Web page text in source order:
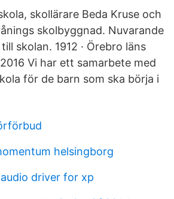
skollärare Beda Kruse och
skolbyggnad. Nuvarande
skolan. 1912 · Örebro läns
Vi har ett samarbete med
för de barn som ska börja i
helsingborg
driver for xp